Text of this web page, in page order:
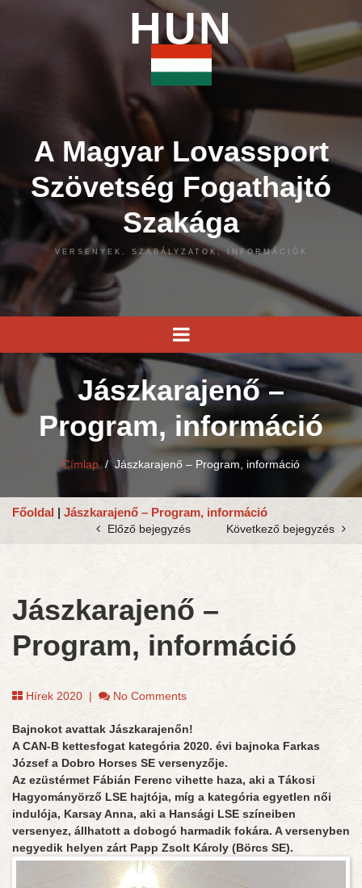
HUN
A Magyar Lovassport
Szövetség Fogathajtó
Szakága
VERSENYEK, SZABÁLYZATOK, INFORMÁCIÓK
Jászkarajenő –
Program, információ
Címlap/Jászkarajenő – Program, információ
Főoldal | Jászkarajenő – Program, információ
Előző bejegyzés Következő bejegyzés
Jászkarajenő –
Program, információ
Hírek 2020 | No Comments
Bajnokot avattak Jászkarajenőn!
A CAN-B kettesfogat kategória 2020. évi bajnoka Farkas
József a Dobro Horses SE versenyzője.
Az ezüstérmet Fábián Ferenc vihette haza, aki a Tákosi
Hagyományörző LSE hajtója, míg a kategória egyetlen női
indulója, Karsay Anna, aki a Hansági LSE színeiben
versenyez, állhatott a dobogó harmadik fokára. A versenyben
negyedik helyen zárt Papp Zsolt Károly (Börcs SE).